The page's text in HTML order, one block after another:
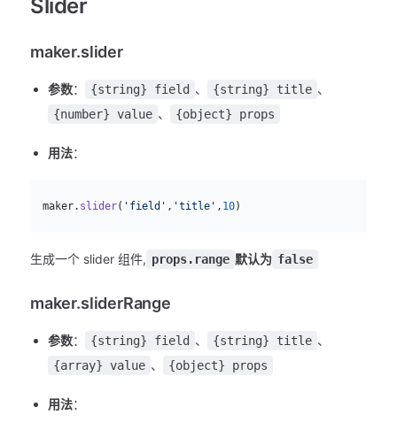
Slider
maker.slider
参数： {string} field 、 {string} title 、
{number} value 、 {object} props
用法：
  maker.
slider( 'field' , 'title' , 10)
生成一个 slider 组件, props.range 默认为 false
maker.sliderRange
参数： {string} field 、 {string} title 、
{array} value 、 {object} props
用法：